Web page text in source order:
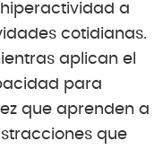
a
cotidianas.
aplican el
para
que aprenden a
que